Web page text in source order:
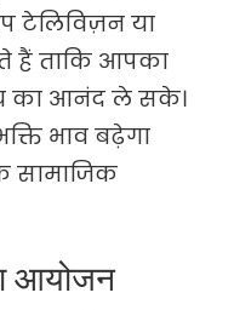
टेलिविज़न या
हैं ताकि आपका
का आनंद ले सके।
भाव बढ़ेगा
सामाजिक
आयोजन